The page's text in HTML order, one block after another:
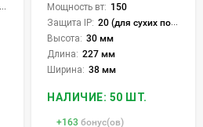
Мощность вт: 150
Защита IP: 20 (для сухих пом.)
Высота: 30 мм
Длина: 227 мм
Ширина: 38 мм
НАЛИЧИЕ: 50 ШТ.
+163 бонус(ов)